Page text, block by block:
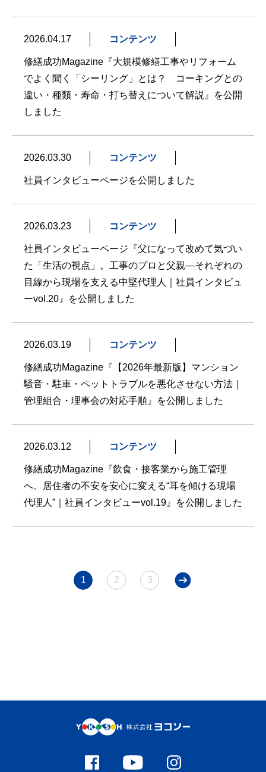
2026.04.17 コンテンツ
修繕成功Magazine『大規模修繕工事やリフォーム
でよく聞く「シーリング」とは？ コーキングとの
違い・種類・寿命・打ち替えについて解説』を公開
しました
2026.03.30 コンテンツ
社員インタビューページを公開しました
2026.03.23 コンテンツ
社員インタビューページ『父になって改めて気づい
た「生活の視点」。工事のプロと父親―それぞれの
目線から現場を支える中堅代理人｜社員インタビュ
ーvol.20』を公開しました
2026.03.19 コンテンツ
修繕成功Magazine『【2026年最新版】マンション
騒音・駐車・ペットトラブルを悪化させない方法｜
管理組合・理事会の対応手順』を公開しました
2026.03.12 コンテンツ
修繕成功Magazine『飲食・接客業から施工管理
へ。居住者の不安を安心に変える“耳を傾ける現場
代理人”｜社員インタビューvol.19』を公開しました
1 2 3